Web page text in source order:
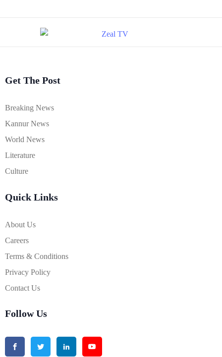
Get The Post
Breaking News
Kannur News
World News
Literature
Culture
Quick Links
About Us
Careers
Terms & Conditions
Privacy Policy
Contact Us
Follow Us